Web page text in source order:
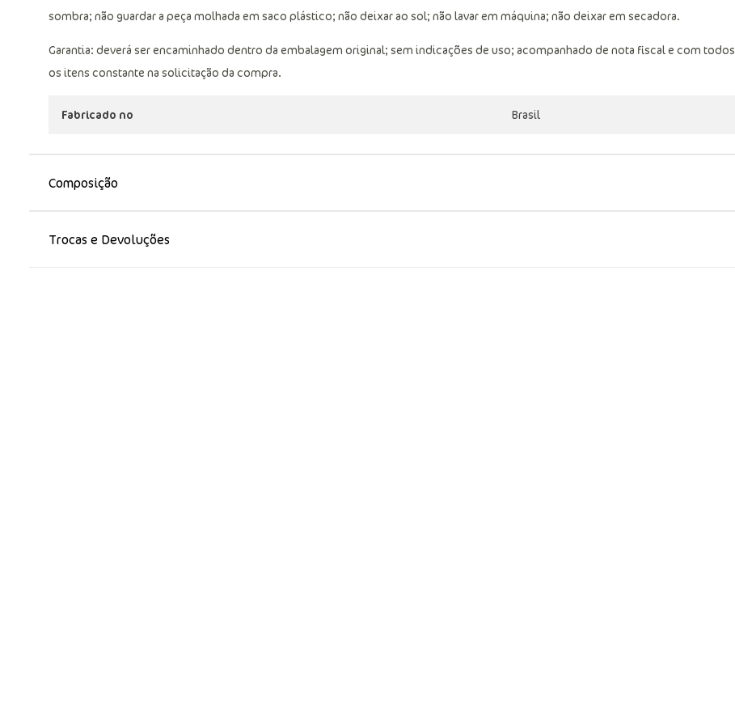
sombra; não guardar a peça molhada em saco plástico; não deixar ao sol; não lavar em máquina; não deixar em secadora.
Garantia: deverá ser encaminhado dentro da embalagem original; sem indicações de uso; acompanhado de nota fiscal e com todos
os itens constante na solicitação da compra.
Fabricado no Brasil
Composição
Trocas e Devoluções